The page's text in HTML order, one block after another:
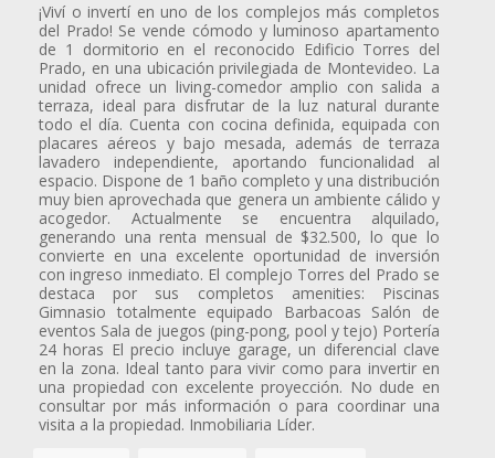
¡Viví o invertí en uno de los complejos más completos
del Prado! Se vende cómodo y luminoso apartamento
de 1 dormitorio en el reconocido Edificio Torres del
Prado, en una ubicación privilegiada de Montevideo. La
unidad ofrece un living-comedor amplio con salida a
terraza, ideal para disfrutar de la luz natural durante
todo el día. Cuenta con cocina definida, equipada con
placares aéreos y bajo mesada, además de terraza
lavadero independiente, aportando funcionalidad al
espacio. Dispone de 1 baño completo y una distribución
muy bien aprovechada que genera un ambiente cálido y
acogedor. Actualmente se encuentra alquilado,
generando una renta mensual de $32.500, lo que lo
convierte en una excelente oportunidad de inversión
con ingreso inmediato. El complejo Torres del Prado se
destaca por sus completos amenities: Piscinas
Gimnasio totalmente equipado Barbacoas Salón de
eventos Sala de juegos (ping-pong, pool y tejo) Portería
24 horas El precio incluye garage, un diferencial clave
en la zona. Ideal tanto para vivir como para invertir en
una propiedad con excelente proyección. No dude en
consultar por más información o para coordinar una
visita a la propiedad. Inmobiliaria Líder.